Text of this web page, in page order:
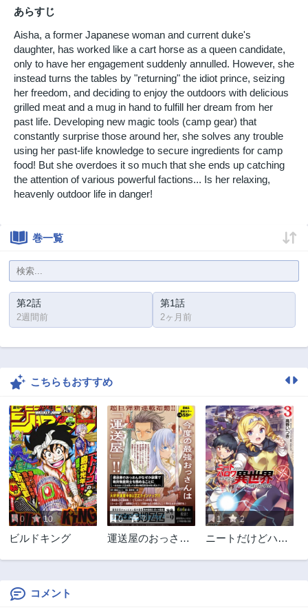
あらすじ
Aisha, a former Japanese woman and current duke's
daughter, has worked like a cart horse as a queen candidate,
only to have her engagement suddenly annulled. However, she
instead turns the tables by "returning" the idiot prince, seizing
her freedom, and deciding to enjoy the outdoors with delicious
grilled meat and a mug in hand to fulfill her dream from her
past life. Developing new magic tools (camp gear) that
constantly surprise those around her, she solves any trouble
using her past-life knowledge to secure ingredients for camp
food! But she overdoes it so much that she ends up catching
the attention of various powerful factions... Is her relaxing,
heavenly outdoor life in danger!
巻一覧
第2話
2週間前
第1話
2ヶ月前
こちらもおすすめ
0 10
ビルドキング
0 7
運送屋のおっさん
ることに～さえな
1 2
ニートだけどハロ
コメント